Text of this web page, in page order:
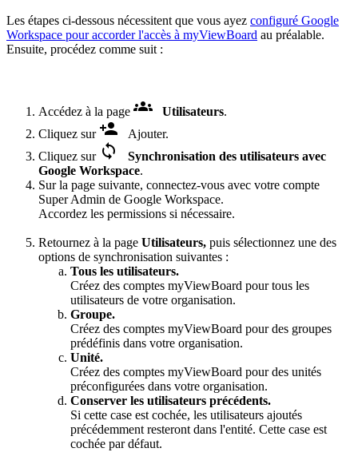
Les étapes ci-dessous nécessitent que vous ayez configuré Google
Workspace pour accorder l'accès à myViewBoard au préalable.
Ensuite, procédez comme suit :
Accédez à la page Utilisateurs.
Cliquez sur
Ajouter.
Cliquez sur
Synchronisation des utilisateurs avec
Google Workspace.
Sur la page suivante, connectez-vous avec votre compte
Super Admin de Google Workspace.
Accordez les permissions si nécessaire.
Retournez à la page Utilisateurs, puis sélectionnez une des
options de synchronisation suivantes :
Tous les utilisateurs.
Créez des comptes myViewBoard pour tous les
utilisateurs de votre organisation.
Groupe.
Créez des comptes myViewBoard pour des groupes
prédéfinis dans votre organisation.
Unité.
Créez des comptes myViewBoard pour des unités
préconfigurées dans votre organisation.
Conserver les utilisateurs précédents.
Si cette case est cochée, les utilisateurs ajoutés
précédemment resteront dans l'entité. Cette case est
cochée par défaut.